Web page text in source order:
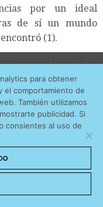
por un ideal
de sí un mundo
(1).
de interés: la
en una mujer
se trata de un
una incursión
poco explorado
la vez, la figura del
dos profesoras
relaciones
ha conocido uno
historia ideológica
para obtener
el comportamiento de
También utilizamos
publicidad. Si
consientes al uso de
los servicios que
preferencias y
que